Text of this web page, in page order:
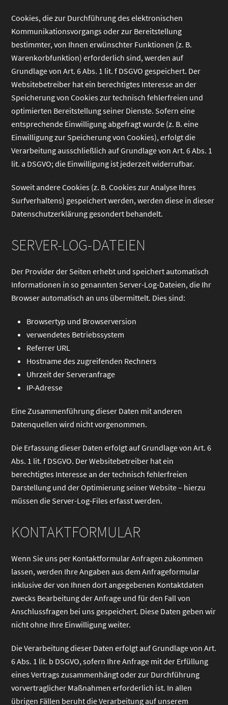
Cookies, die zur Durchführung des elektronischen
Kommunikationsvorgangs oder zur Bereitstellung
bestimmter, von Ihnen erwünschter Funktionen (z. B.
Warenkorbfunktion) erforderlich sind, werden auf
Grundlage von Art. 6 Abs. 1 lit. f DSGVO gespeichert. Der
Websitebetreiber hat ein berechtigtes Interesse an der
Speicherung von Cookies zur technisch fehlerfreien und
optimierten Bereitstellung seiner Dienste. Sofern eine
entsprechende Einwilligung abgefragt wurde (z. B. eine
Einwilligung zur Speicherung von Cookies), erfolgt die
Verarbeitung ausschließlich auf Grundlage von Art. 6 Abs. 1
lit. a DSGVO; die Einwilligung ist jederzeit widerrufbar.
Soweit andere Cookies (z. B. Cookies zur Analyse Ihres
Surfverhaltens) gespeichert werden, werden diese in dieser
Datenschutzerklärung gesondert behandelt.
SERVER-LOG-DATEIEN
Der Provider der Seiten erhebt und speichert automatisch
Informationen in so genannten Server-Log-Dateien, die Ihr
Browser automatisch an uns übermittelt. Dies sind:
Browsertyp und Browserversion
verwendetes Betriebssystem
Referrer URL
Hostname des zugreifenden Rechners
Uhrzeit der Serveranfrage
IP-Adresse
Eine Zusammenführung dieser Daten mit anderen
Datenquellen wird nicht vorgenommen.
Die Erfassung dieser Daten erfolgt auf Grundlage von Art. 6
Abs. 1 lit. f DSGVO. Der Websitebetreiber hat ein
berechtigtes Interesse an der technisch fehlerfreien
Darstellung und der Optimierung seiner Website – hierzu
müssen die Server-Log-Files erfasst werden.
KONTAKTFORMULAR
Wenn Sie uns per Kontaktformular Anfragen zukommen
lassen, werden Ihre Angaben aus dem Anfrageformular
inklusive der von Ihnen dort angegebenen Kontaktdaten
zwecks Bearbeitung der Anfrage und für den Fall von
Anschlussfragen bei uns gespeichert. Diese Daten geben wir
nicht ohne Ihre Einwilligung weiter.
Die Verarbeitung dieser Daten erfolgt auf Grundlage von Art.
6 Abs. 1 lit. b DSGVO, sofern Ihre Anfrage mit der Erfüllung
eines Vertrags zusammenhängt oder zur Durchführung
vorvertraglicher Maßnahmen erforderlich ist. In allen
übrigen Fällen beruht die Verarbeitung auf unserem